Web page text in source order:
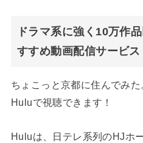
ドラマ系に強く10万作
すすめ動画配信サービス
ちょこっと京都に住んでみ
Huluで視聴できます！
Huluは、日テレ系列のHJホ